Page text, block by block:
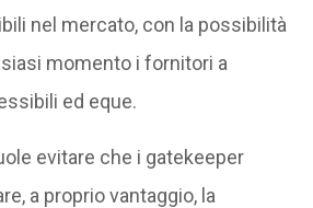
nel mercato, con la possibilità
momento i fornitori a
ed eque.
evitare che i gatekeeper
a proprio vantaggio, la